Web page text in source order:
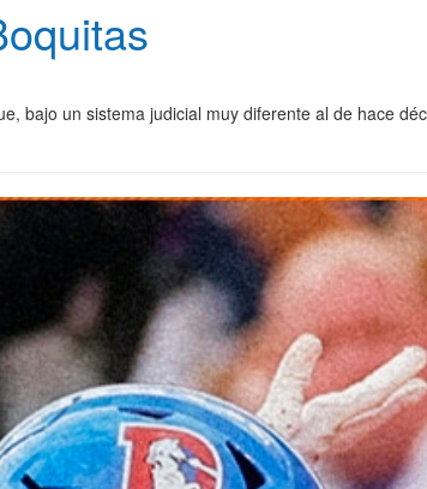
bajo un sistema judicial muy diferente al de hace